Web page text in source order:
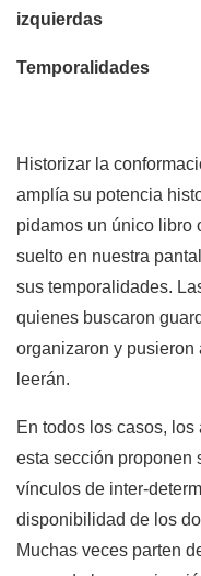
izquierdas
Temporalidades
Historizar la
amplía su potencia
pidamos un único libro
suelto en nuestra
sus temporalidades.
quienes buscaron
organizaron y
leerán.
En todos los casos,
esta sección proponen
vínculos de inter-
disponibilidad de los
Muchas veces parten